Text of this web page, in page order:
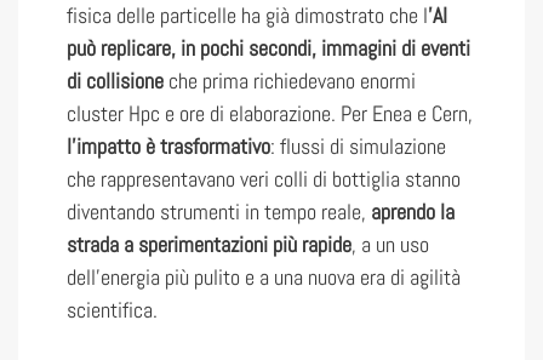
fisica delle particelle ha già dimostrato che l’AI
può replicare, in pochi secondi, immagini di eventi
di collisione che prima richiedevano enormi
cluster Hpc e ore di elaborazione. Per Enea e Cern,
l’impatto è trasformativo: flussi di simulazione
che rappresentavano veri colli di bottiglia stanno
diventando strumenti in tempo reale, aprendo la
strada a sperimentazioni più rapide, a un uso
dell’energia più pulito e a una nuova era di agilità
scientifica.